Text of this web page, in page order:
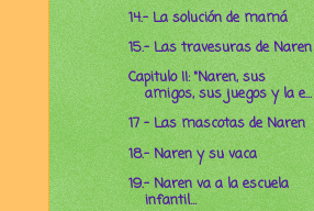
14.- La solución de mamá
15.- Las travesuras de Naren
Capitulo II: "Naren, sus
amigos, sus juegos y la e...
17 - Las mascotas de Naren
18.- Naren y su vaca
19.- Naren va a la escuela
infantil...